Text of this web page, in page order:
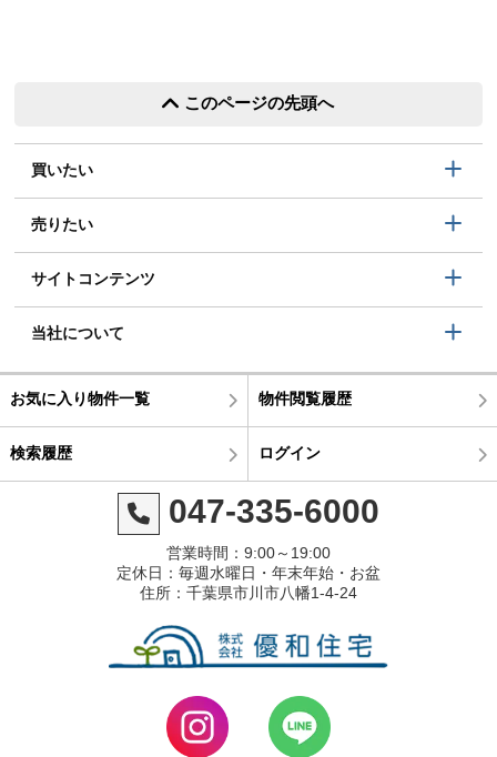
このページの先頭へ
買いたい
売りたい
サイトコンテンツ
当社について
お気に入り物件一覧 物件閲覧履歴
検索履歴 ログイン
047-335-6000
営業時間：9:00～19:00
定休日：毎週水曜日・年末年始・お盆
住所：千葉県市川市八幡1-4-24